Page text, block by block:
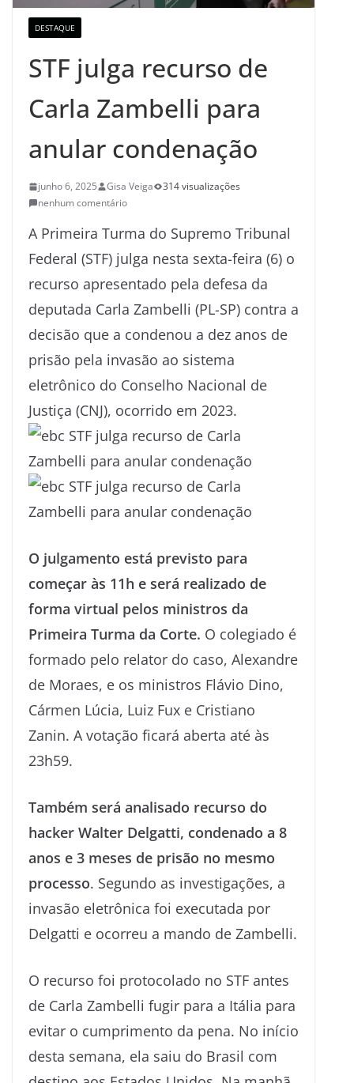
DESTAQUE
STF julga recurso de
Carla Zambelli para
anular condenação
junho 6, 2025 Gisa Veiga
314 visualizações
nenhum comentário
A Primeira Turma do Supremo Tribunal
Federal (STF) julga nesta sexta-feira (6) o
recurso apresentado pela defesa da
deputada Carla Zambelli (PL-SP) contra a
decisão que a condenou a dez anos de
prisão pela invasão ao sistema
eletrônico do Conselho Nacional de
Justiça (CNJ), ocorrido em 2023.
O julgamento está previsto para
começar às 11h e será realizado de
forma virtual pelos ministros da
Primeira Turma da Corte. O colegiado é
formado pelo relator do caso, Alexandre
de Moraes, e os ministros Flávio Dino,
Cármen Lúcia, Luiz Fux e Cristiano
Zanin. A votação ficará aberta até às
23h59.
Também será analisado recurso do
hacker Walter Delgatti, condenado a 8
anos e 3 meses de prisão no mesmo
processo. Segundo as investigações, a
invasão eletrônica foi executada por
Delgatti e ocorreu a mando de Zambelli.
O recurso foi protocolado no STF antes
de Carla Zambelli fugir para a Itália para
evitar o cumprimento da pena. No início
desta semana, ela saiu do Brasil com